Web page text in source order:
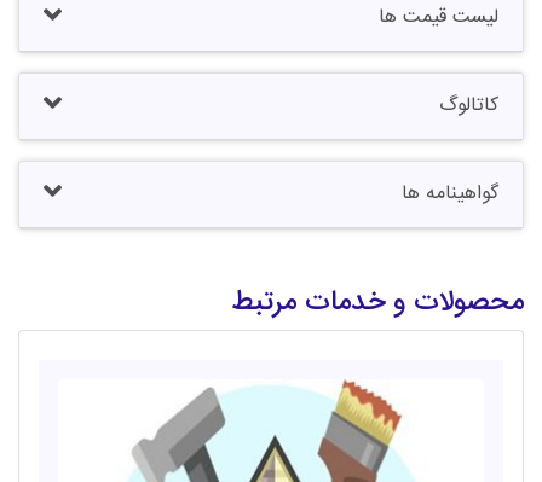
لیست قیمت ها
کاتالوگ
گواهینامه ها
محصولات و خدمات مرتبط